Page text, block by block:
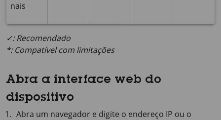
nais
✓: Recomendado
*: Compatível com limitações
Abra a interface web do
dispositivo
Abra um navegador e digite o endereço IP ou o